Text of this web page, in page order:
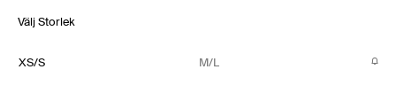
Välj Storlek
XS/S M/L